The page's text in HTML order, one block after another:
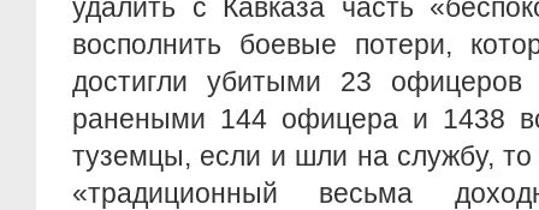
удалить с Кавказа часть
восполнить боевые потери,
достигли убитыми 23
ранеными 144 офицера и 1438
туземцы, если и шли на службу, то
«традиционный весьма